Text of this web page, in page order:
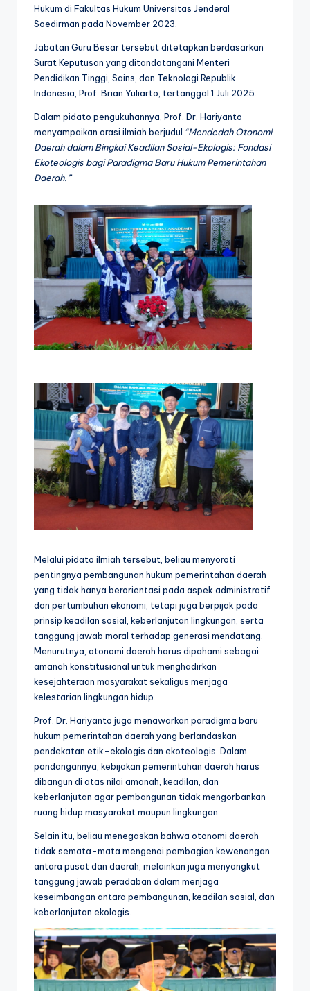
Hukum di Fakultas Hukum Universitas Jenderal
Soedirman pada November 2023.
Jabatan Guru Besar tersebut ditetapkan berdasarkan
Surat Keputusan yang ditandatangani Menteri
Pendidikan Tinggi, Sains, dan Teknologi Republik
Indonesia, Prof. Brian Yuliarto, tertanggal 1 Juli 2025.
Dalam pidato pengukuhannya, Prof. Dr. Hariyanto
menyampaikan orasi ilmiah berjudul “Mendedah Otonomi
Daerah dalam Bingkai Keadilan Sosial-Ekologis: Fondasi
Ekoteologis bagi Paradigma Baru Hukum Pemerintahan
Daerah.”
Melalui pidato ilmiah tersebut, beliau menyoroti
pentingnya pembangunan hukum pemerintahan daerah
yang tidak hanya berorientasi pada aspek administratif
dan pertumbuhan ekonomi, tetapi juga berpijak pada
prinsip keadilan sosial, keberlanjutan lingkungan, serta
tanggung jawab moral terhadap generasi mendatang.
Menurutnya, otonomi daerah harus dipahami sebagai
amanah konstitusional untuk menghadirkan
kesejahteraan masyarakat sekaligus menjaga
kelestarian lingkungan hidup.
Prof. Dr. Hariyanto juga menawarkan paradigma baru
hukum pemerintahan daerah yang berlandaskan
pendekatan etik-ekologis dan ekoteologis. Dalam
pandangannya, kebijakan pemerintahan daerah harus
dibangun di atas nilai amanah, keadilan, dan
keberlanjutan agar pembangunan tidak mengorbankan
ruang hidup masyarakat maupun lingkungan.
Selain itu, beliau menegaskan bahwa otonomi daerah
tidak semata-mata mengenai pembagian kewenangan
antara pusat dan daerah, melainkan juga menyangkut
tanggung jawab peradaban dalam menjaga
keseimbangan antara pembangunan, keadilan sosial, dan
keberlanjutan ekologis.